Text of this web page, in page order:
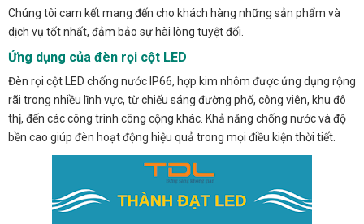
Chúng tôi cam kết mang đến cho khách hàng những sản phẩm và
dịch vụ tốt nhất, đảm bảo sự hài lòng tuyệt đối.
Ứng dụng của đèn rọi cột LED
Đèn rọi cột LED chống nước IP66, hợp kim nhôm được ứng dụng rộng
rãi trong nhiều lĩnh vực, từ chiếu sáng đường phố, công viên, khu đô
thị, đến các công trình công cộng khác. Khả năng chống nước và độ
bền cao giúp đèn hoạt động hiệu quả trong mọi điều kiện thời tiết.